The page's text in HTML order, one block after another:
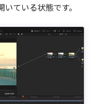
ている状態です。